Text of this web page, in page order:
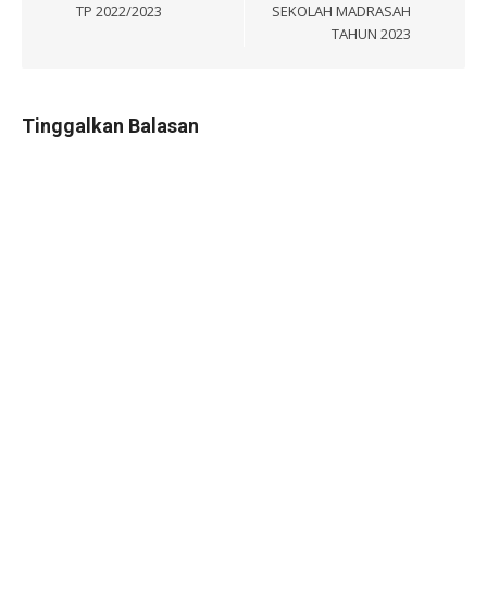
TP 2022/2023
SEKOLAH MADRASAH
TAHUN 2023
Tinggalkan Balasan